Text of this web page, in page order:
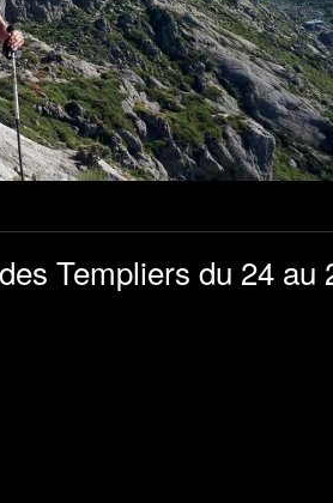
Templiers du 24 au